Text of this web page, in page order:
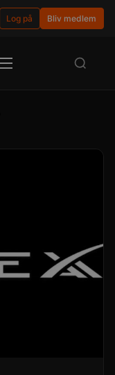
Log på Bliv medlem